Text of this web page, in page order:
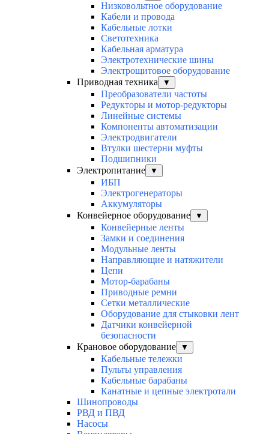
Низковольтное оборудование
Кабели и провода
Кабельные лотки
Светотехника
Кабельная арматура
Электротехнические шины
Электрощитовое оборудование
Приводная техника
▼
Преобразователи частоты
Редукторы и мотор-редукторы
Линейные системы
Компоненты автоматизации
Электродвигатели
Втулки шестерни муфты
Подшипники
Электропитание
▼
ИБП
Электрогенераторы
Аккумуляторы
Конвейерное оборудование
▼
Конвейерные ленты
Замки и соединения
Модульные ленты
Направляющие и натяжители
Цепи
Мотор-барабаны
Приводные ремни
Сетки металлические
Оборудование для стыковки лент
Датчики конвейерной
безопасности
Крановое оборудование
▼
Кабельные тележки
Пульты управления
Кабельные барабаны
Канатные и цепные электротали
Шинопроводы
РВД и ПВД
Насосы